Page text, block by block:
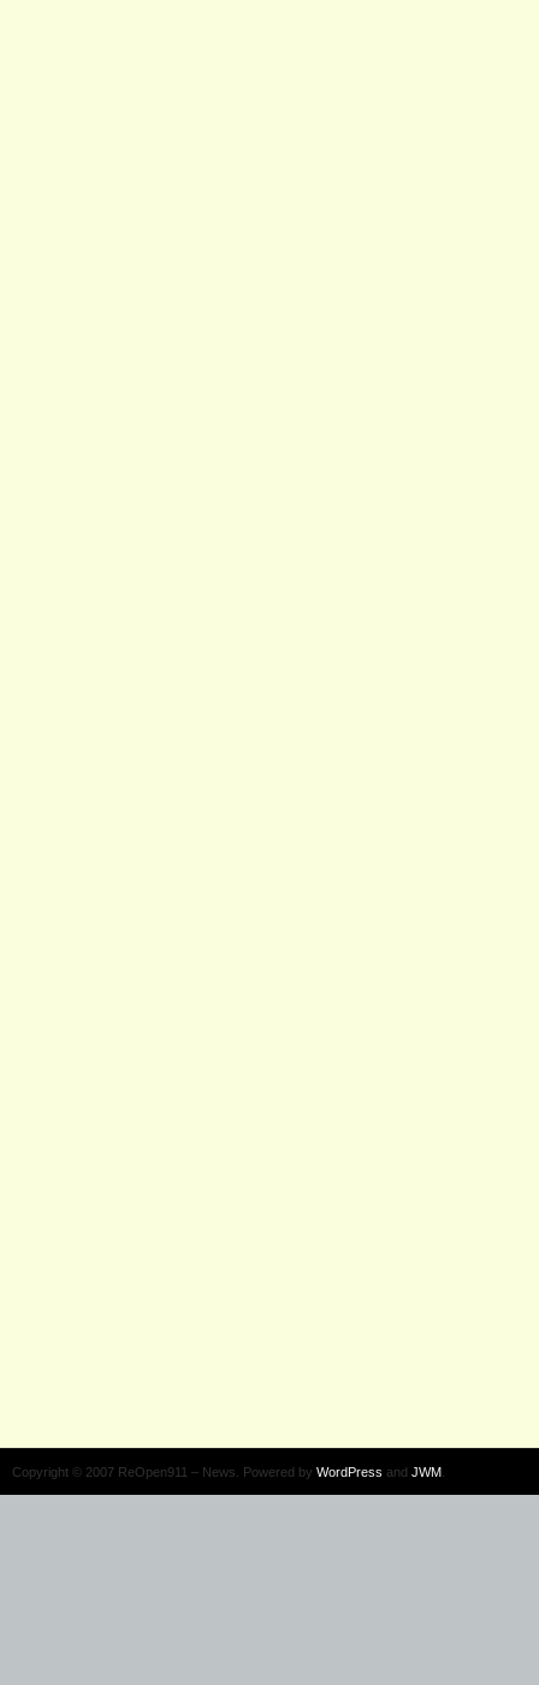
Copyright © 2007 ReOpen911 – News. Powered by WordPress and JWM